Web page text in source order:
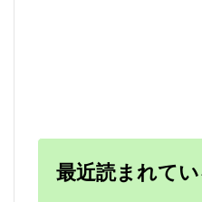
最近読まれてい